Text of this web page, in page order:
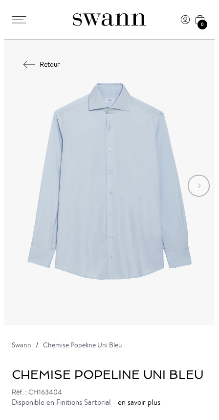
0
Retour
Swann Chemise Popeline Uni Bleu
CHEMISE POPELINE UNI BLEU
Réf. : CH163404
Disponible en Finitions Sartorial - en savoir plus